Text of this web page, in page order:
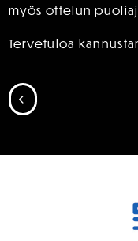
myös ottelun
Tervetuloa
SIIRRY EDELLISEEN